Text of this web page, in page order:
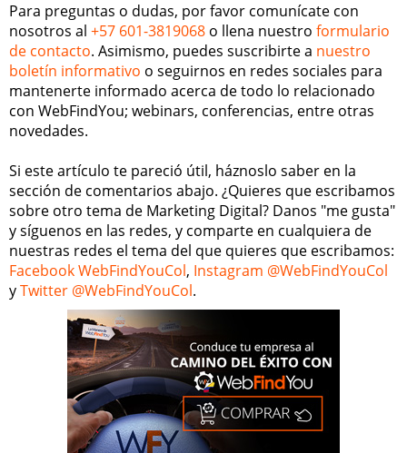
Para preguntas o dudas, por favor comunícate con
nosotros al +57 601-3819068 o llena nuestro formulario
de contacto. Asimismo, puedes suscribirte a nuestro
boletín informativo o seguirnos en redes sociales para
mantenerte informado acerca de todo lo relacionado
con WebFindYou; webinars, conferencias, entre otras
novedades.
Si este artículo te pareció útil, háznoslo saber en la
sección de comentarios abajo. ¿Quieres que escribamos
sobre otro tema de Marketing Digital? Danos "me gusta"
y síguenos en las redes, y comparte en cualquiera de
nuestras redes el tema del que quieres que escribamos:
Facebook WebFindYouCol, Instagram @WebFindYouCol
yTwitter @WebFindYouCol.